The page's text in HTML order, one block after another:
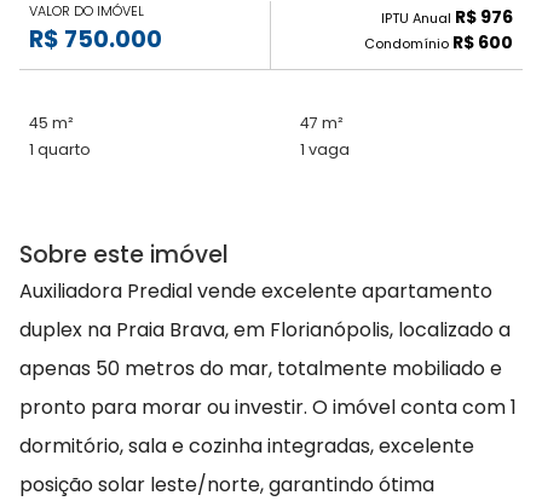
VALOR DO IMÓVEL
R$ 750.000
IPTU Anual R$ 976
Condomínio R$ 600
45 m²
47 m²
1 quarto
1 vaga
Sobre este imóvel
Auxiliadora Predial vende excelente apartamento
duplex na Praia Brava, em Florianópolis, localizado a
apenas 50 metros do mar, totalmente mobiliado e
pronto para morar ou investir. O imóvel conta com 1
dormitório, sala e cozinha integradas, excelente
posição solar leste/norte, garantindo ótima